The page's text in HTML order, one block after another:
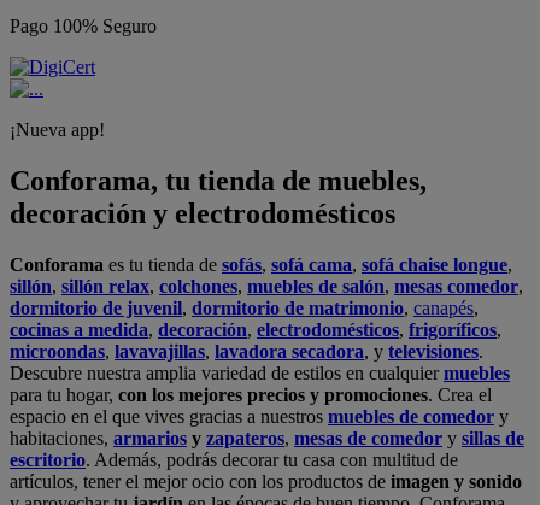
Pago 100% Seguro
¡Nueva app!
Conforama, tu tienda de muebles,
decoración y electrodomésticos
Conforama es tu tienda de sofás, sofá cama, sofá chaise longue,
sillón, sillón relax, colchones, muebles de salón, mesas comedor,
dormitorio de juvenil, dormitorio de matrimonio, canapés,
cocinas a medida, decoración, electrodomésticos, frigoríficos,
microondas, lavavajillas, lavadora secadora, y televisiones.
Descubre nuestra amplia variedad de estilos en cualquiermuebles
para tu hogar, con los mejores precios y promociones. Crea el
espacio en el que vives gracias a nuestros muebles de comedor y
habitaciones, armarios y zapateros, mesas de comedor y sillas de
escritorio. Además, podrás decorar tu casa con multitud de
artículos, tener el mejor ocio con los productos de imagen y sonido